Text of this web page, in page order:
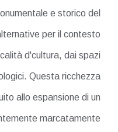
e storico del
per il contesto
d'cultura, dai spazi
Questa ricchezza
allo espansione di un
marcatamente